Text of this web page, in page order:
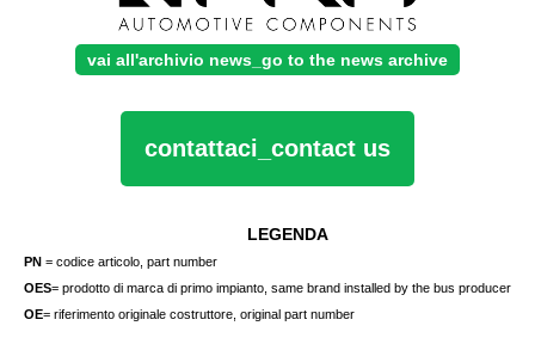
vai all'archivio news_go to the news archive
contattaci_contact us
LEGENDA
PN = codice articolo, part number
OES= prodotto di marca di primo impianto, same brand installed by the bus producer
OE= riferimento originale costruttore, original part number